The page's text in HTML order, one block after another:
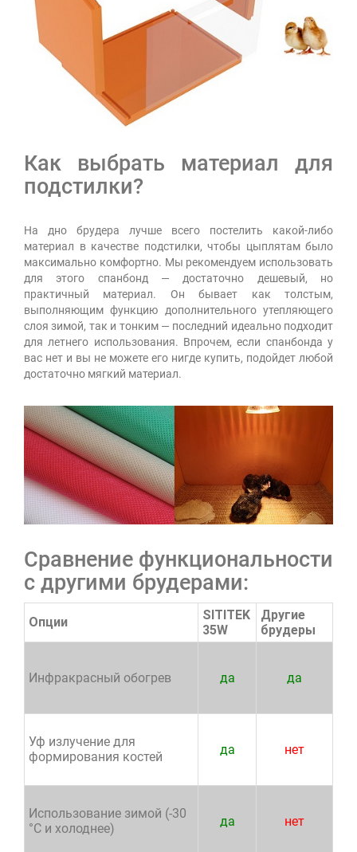
Как выбрать материал для
подстилки?
На дно брудера лучше всего постелить какой-либо
материал в качестве подстилки, чтобы цыплятам было
максимально комфортно. Мы рекомендуем использовать
для этого спанбонд — достаточно дешевый, но
практичный материал. Он бывает как толстым,
выполняющим функцию дополнительного утепляющего
слоя зимой, так и тонким — последний идеально подходит
для летнего использования. Впрочем, если спанбонда у
вас нет и вы не можете его нигде купить, подойдет любой
достаточно мягкий материал.
Сравнение функциональности
с другими брудерами:
Опции
SITITEK
35W
Другие
брудеры
Инфракрасный обогрев да да
Уф излучение для
формирования костей
да нет
Использование зимой (-30
°C и холоднее)
да нет